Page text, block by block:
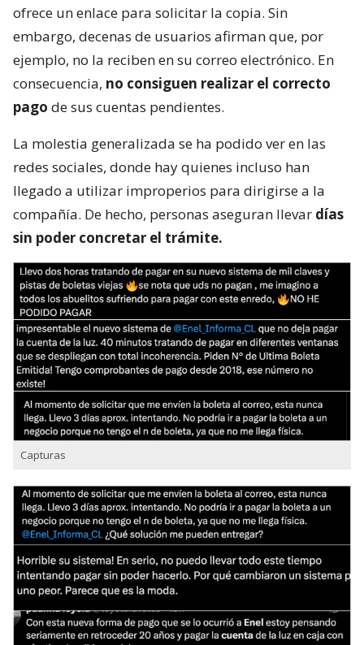
ofrece un enlace para solicitar la copia. Sin
embargo, decenas de usuarios afirman que, por
ejemplo, no la reciben en su correo electrónico. En
consecuencia, no consiguen realizar el correcto
pago de sus cuentas pendientes.
La molestia generalizada se ha podido ver en las
redes sociales, donde hay quienes incluso han
llegado a utilizar improperios para dirigirse a la
compañía. De hecho, personas aseguran llevar días
sin poder concretar el trámite.
Capturas